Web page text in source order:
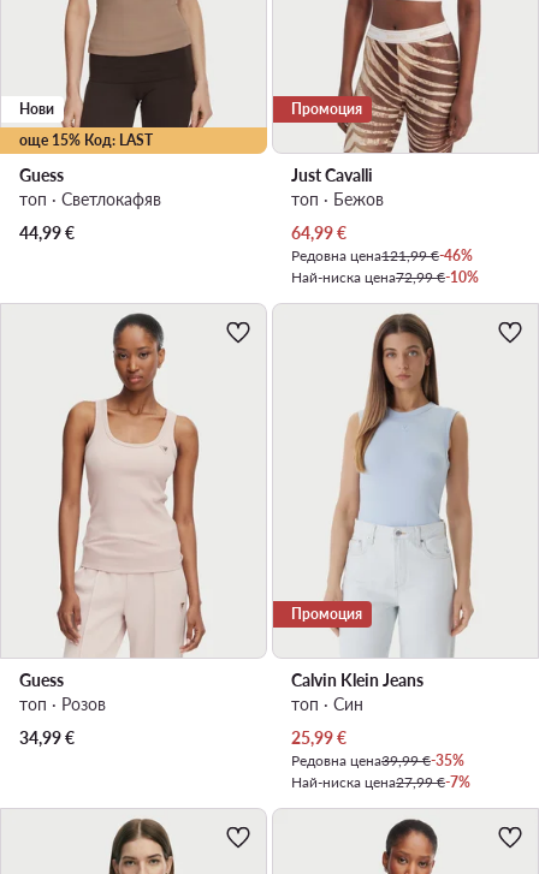
още 15% Код: LAST
Нови
Guess
топ · Светлокафяв
44,99€
Промоция
Just Cavalli
топ · Бежов
Актуална цена
64,99€
Редовна цена121,99 €-46%
Най-ниска цена72,99 €-10%
Guess
топ · Розов
34,99€
Промоция
Calvin Klein Jeans
топ · Син
Актуална цена
25,99€
Редовна цена39,99 €-35%
Най-ниска цена27,99 €-7%